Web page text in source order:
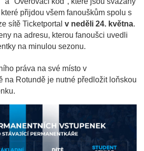
přijdou všem fanouškům spolu s
sítě Ticketportal v neděli 24. května.
na adresu, kterou fanoušci uvedli
na minulou sezonu.
práva na své místo v
na Rotundě je nutné předložit loňskou